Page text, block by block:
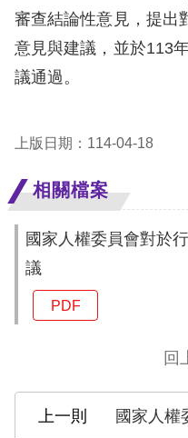
核
心
人
權
陳
情
申
訴
權
庫
審查結論性意見，提出
意見與建議，並於113
議通過。
上版日期：114-04-18
相關檔案
國家人權委員會對於
議
PDF
回
國家人權委員會就法